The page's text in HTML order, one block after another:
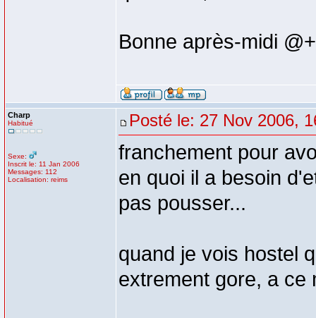
Bonne après-midi @+
Charp
Habitué
Sexe:
Inscrit le: 11 Jan 2006
Messages: 112
Localisation: reims
Posté le: 27 Nov 2006,
franchement pour
en quoi il a besoin
pas pousser...
quand je vois hostel
extrement gore, a ce